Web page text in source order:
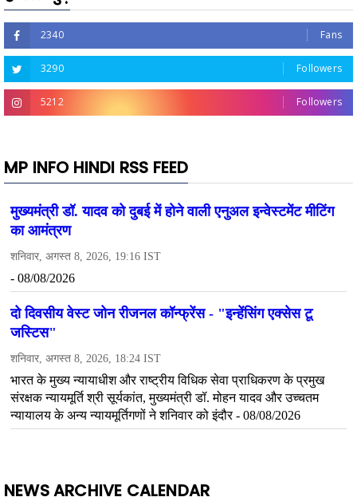
2340 Fans
3290 Followers
5212 Followers
MP INFO HINDI RSS FEED
NEWS ARCHIVE CALENDAR